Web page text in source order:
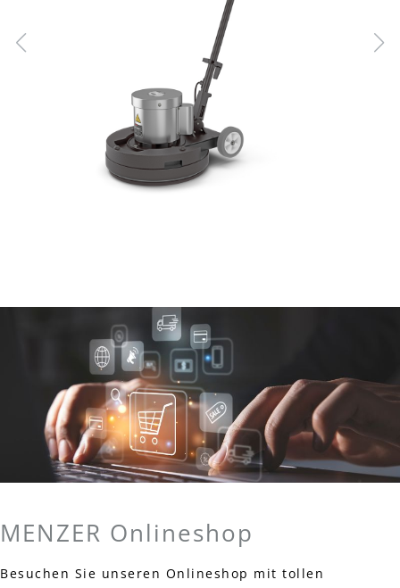
MENZER Onlineshop
Besuchen Sie unseren Onlineshop mit tollen